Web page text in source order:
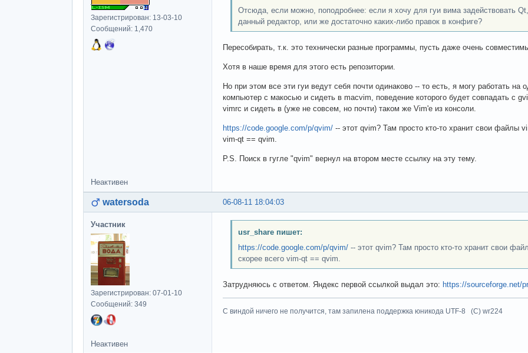
Зарегистрирован: 13-03-10
Сообщений: 1,470
Отсюда, если можно, поподробнее: если я хочу для гуи вима задействовать
данный редактор, или же достаточно каких-либо правок в конфиге?
Пересобирать, т.к. это технически разные программы, пусть даже очень
Хотя в наше время для этого есть репозитории.
Но при этом все эти гуи ведут себя почти одинаково -- то есть, я могу работать
компьютер с макосью и сидеть в macvim, поведение которого будет совпадать с
vimrc и сидеть в (уже не совсем, но почти) таком же Vim'е из консоли.
https://code.google.com/p/qvim/ -- этот qvim? Там просто кто-то хранит свои файлы
vim-qt == qvim.
P.S. Поиск в гугле "qvim" вернул на втором месте ссылку на эту тему.
Неактивен
06-08-11 18:04:03
watersoda
Участник
Зарегистрирован: 07-01-10
Сообщений: 349
usr_share пишет:
https://code.google.com/p/qvim/-- этот qvim? Там просто кто-то хранит свои
скорее всего vim-qt == qvim.
Затрудняюсь с ответом. Яндекс первой ссылкой выдал это: https://sourceforge.net/
С виндой ничего не получится, там запилена поддержка юникода UTF-8 (C) wr224
Неактивен